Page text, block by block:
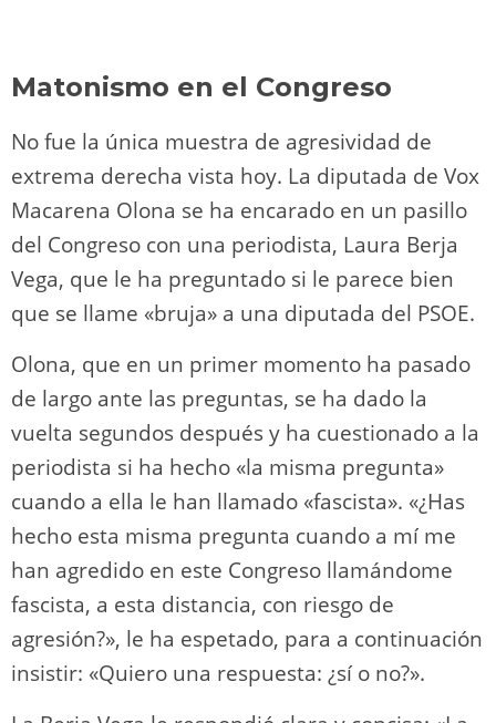
Matonismo en el Congreso
No fue la única muestra de agresividad de
extrema derecha vista hoy. La diputada de Vox
Macarena Olona se ha encarado en un pasillo
del Congreso con una periodista, Laura Berja
Vega, que le ha preguntado si le parece bien
que se llame «bruja» a una diputada del PSOE.
Olona, que en un primer momento ha pasado
de largo ante las preguntas, se ha dado la
vuelta segundos después y ha cuestionado a la
periodista si ha hecho «la misma pregunta»
cuando a ella le han llamado «fascista». «¿Has
hecho esta misma pregunta cuando a mí me
han agredido en este Congreso llamándome
fascista, a esta distancia, con riesgo de
agresión?», le ha espetado, para a continuación
insistir: «Quiero una respuesta: ¿sí o no?».